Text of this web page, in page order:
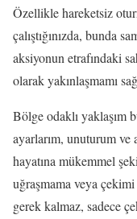
Özellikle hareketsiz
çalıştığınızda, bunda
aksiyonun etrafındaki
olarak yakınlaşmamı
Bölge odaklı yaklaşım
ayarlarım, unuturum
hayatına mükemmel
uğraşmama veya çekimi
gerek kalmaz, sadece